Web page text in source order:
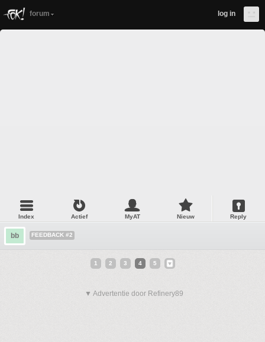
forum log in
Index Actief MyAT Nieuw Reply
bb FEEDBACK #2
1 2 3 4 5
▼ Advertentie door Refinery89